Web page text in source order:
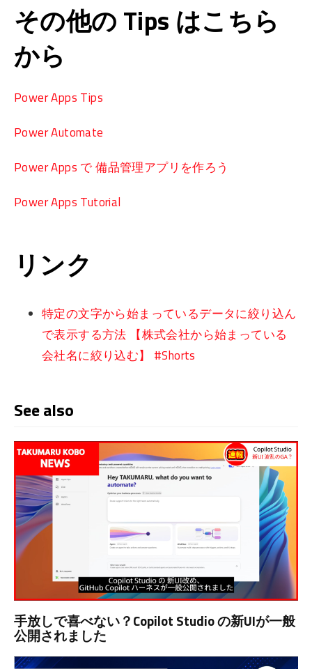
その他の Tips はこちら
から
Power Apps Tips
Power Automate
Power Apps で 備品管理アプリを作ろう
Power Apps Tutorial
リンク
特定の文字から始まっているデータに絞り込ん
で表示する方法 【株式会社から始まっている
会社名に絞り込む】 #Shorts
See also
手放しで喜べない？Copilot Studio の新UIが一般
公開されました